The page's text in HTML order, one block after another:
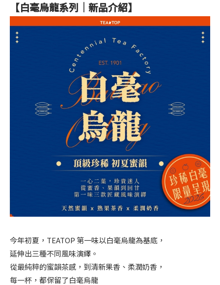
【白毫烏龍系列｜新品介紹】
今年初夏，TEATOP 第一味以白毫烏龍為基底，
延伸出三種不同風味演繹。
從最純粹的蜜韻茶感，到清新果香、柔潤奶香，
每一杯，都保留了白毫烏龍